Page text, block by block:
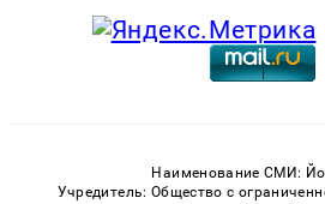
Наименование СМИ:
Учредитель: Общество с